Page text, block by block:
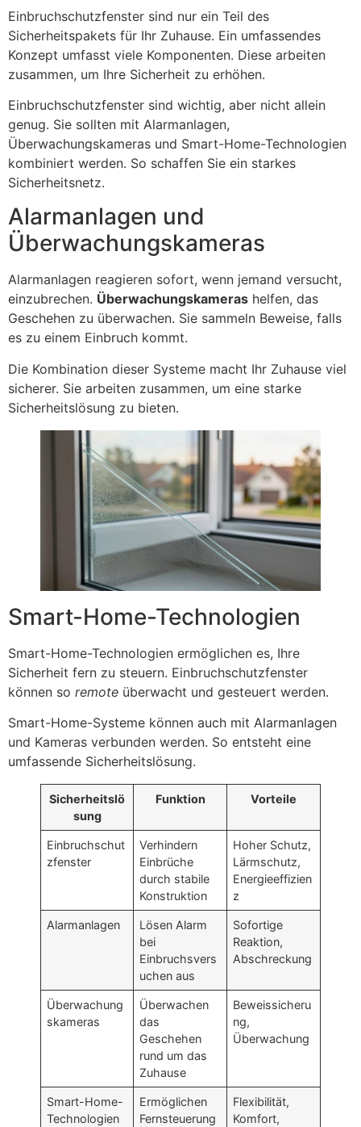
Einbruchschutzfenster sind nur ein Teil des
Sicherheitspakets für Ihr Zuhause. Ein umfassendes
Konzept umfasst viele Komponenten. Diese arbeiten
zusammen, um Ihre Sicherheit zu erhöhen.
Einbruchschutzfenster sind wichtig, aber nicht allein
genug. Sie sollten mit Alarmanlagen,
Überwachungskameras und Smart-Home-Technologien
kombiniert werden. So schaffen Sie ein starkes
Sicherheitsnetz.
Alarmanlagen und
Überwachungskameras
Alarmanlagen reagieren sofort, wenn jemand versucht,
einzubrechen. Überwachungskameras helfen, das
Geschehen zu überwachen. Sie sammeln Beweise, falls
es zu einem Einbruch kommt.
Die Kombination dieser Systeme macht Ihr Zuhause viel
sicherer. Sie arbeiten zusammen, um eine starke
Sicherheitslösung zu bieten.
Smart-Home-Technologien
Smart-Home-Technologien ermöglichen es, Ihre
Sicherheit fern zu steuern. Einbruchschutzfenster
können so remote überwacht und gesteuert werden.
Smart-Home-Systeme können auch mit Alarmanlagen
und Kameras verbunden werden. So entsteht eine
umfassende Sicherheitslösung.
Sicherheitslö
sung
Funktion Vorteile
Einbruchschut
zfenster
Verhindern
Einbrüche
durch stabile
Konstruktion
Hoher Schutz,
Lärmschutz,
Energieeffizien
z
Alarmanlagen
Lösen Alarm
bei
Einbruchsvers
uchen aus
Sofortige
Reaktion,
Abschreckung
Überwachung
skameras
Überwachen
das
Geschehen
rund um das
Zuhause
Beweissicheru
ng,
Überwachung
Smart-Home-
Technologien
Ermöglichen
Fernsteuerung
Flexibilität,
Komfort,